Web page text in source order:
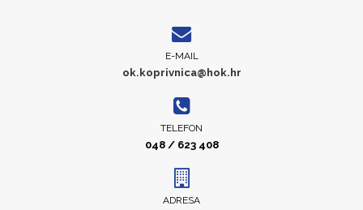
E-MAIL
ok.koprivnica@hok.hr
TELEFON
048 / 623 408
ADRESA